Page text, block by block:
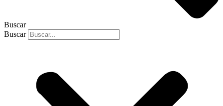
Buscar
Buscar